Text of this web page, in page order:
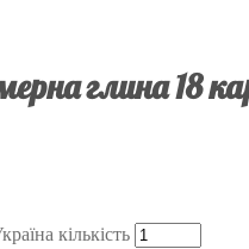
глина 18
кількість